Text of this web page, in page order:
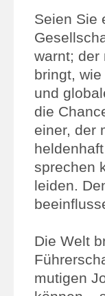
Seien Sie
warnt; der
bringt,
und
die
einer, der
sprechen
leiden.
Die Welt
mutigen